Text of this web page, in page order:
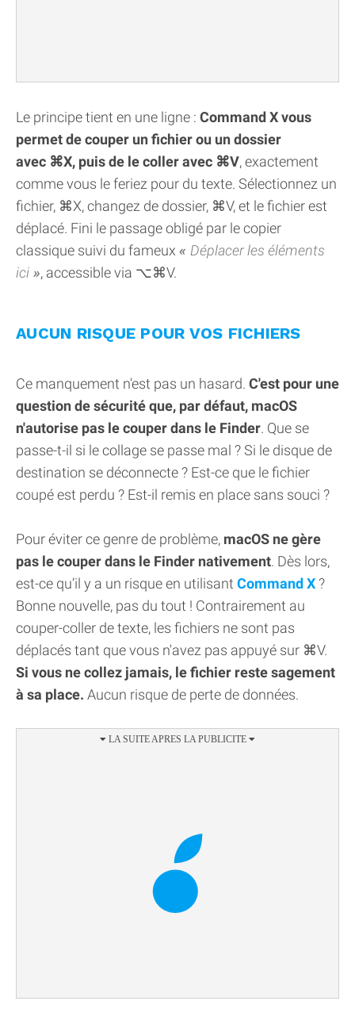
Le principe tient en une ligne : Command X vous
permet de couper un fichier ou un dossier
avec ⌘X, puis de le coller avec ⌘V, exactement
comme vous le feriez pour du texte. Sélectionnez un
fichier, ⌘X, changez de dossier, ⌘V, et le fichier est
déplacé. Fini le passage obligé par le copier
classique suivi du fameux
Déplacer les éléments
ici
, accessible via ⌥⌘V.
AUCUN RISQUE POUR VOS FICHIERS
Ce manquement n'est pas un hasard. C'est pour une
question de sécurité que, par défaut, macOS
n'autorise pas le couper dans le Finder. Que se
passe-t-il si le collage se passe mal ? Si le disque de
destination se déconnecte ? Est-ce que le fichier
coupé est perdu ? Est-il remis en place sans souci ?
Pour éviter ce genre de problème, macOS ne gère
pas le couper dans le Finder nativement. Dès lors,
est-ce qu’il y a un risque en utilisant Command X?
Bonne nouvelle, pas du tout ! Contrairement au
couper-coller de texte, les fichiers ne sont pas
déplacés tant que vous n'avez pas appuyé sur ⌘V.
Si vous ne collez jamais, le fichier reste sagement
à sa place. Aucun risque de perte de données.